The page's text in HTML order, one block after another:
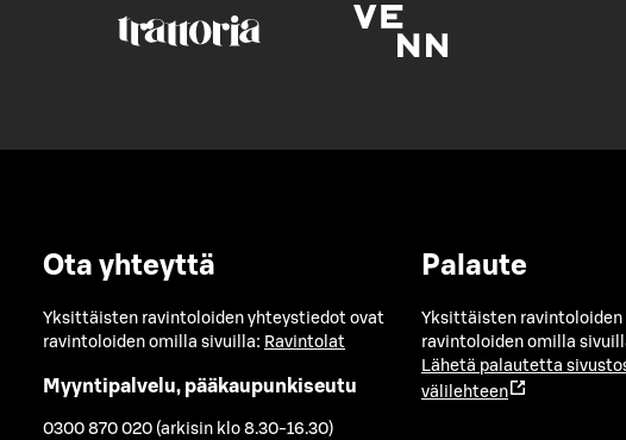
Ota yhteyttä
Yksittäisten ravintoloiden yhteystiedot ovat
ravintoloiden omilla sivuilla: Ravintolat
Myyntipalvelu, pääkaupunkiseutu
0300 870 020 (arkisin klo 8.30-16.30)
Palaute
Yksittäisten
ravintoloiden omilla
Lähetä palautetta
välilehteen